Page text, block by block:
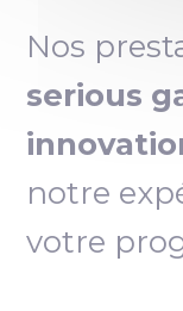
Nos
serious
notre
votre